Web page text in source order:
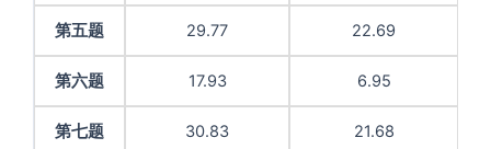
第五题 29.77 22.69
第六题 17.93 6.95
第七题 30.83 21.68